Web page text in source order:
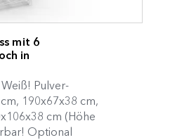
mit 6
in
Pulver-
190x67x38 cm,
cm (Höhe
Optional